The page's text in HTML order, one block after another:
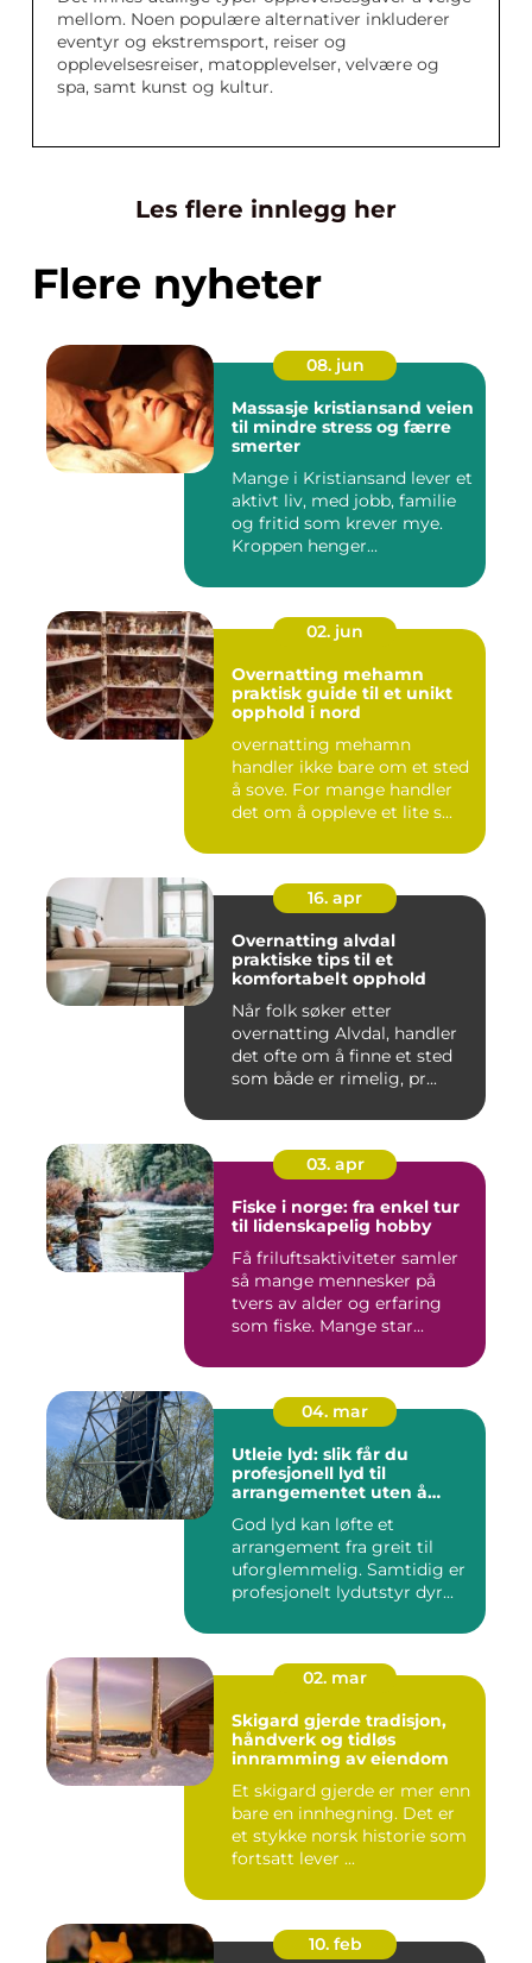
mellom. Noen populære alternativer inkluderer
eventyr og ekstremsport, reiser og
opplevelsesreiser, matopplevelser, velvære og
spa, samt kunst og kultur.
Les flere innlegg her
Flere nyheter
08. jun
Massasje kristiansand veien
til mindre stress og færre
smerter
Mange i Kristiansand lever et
aktivt liv, med jobb, familie
og fritid som krever mye.
Kroppen henger...
02. jun
Overnatting mehamn
praktisk guide til et unikt
opphold i nord
overnatting mehamn
handler ikke bare om et sted
å sove. For mange handler
det om å oppleve et lite s...
16. apr
Overnatting alvdal
praktiske tips til et
komfortabelt opphold
Når folk søker etter
overnatting Alvdal, handler
det ofte om å finne et sted
som både er rimelig, pr...
03. apr
Fiske i norge: fra enkel tur
til lidenskapelig hobby
Få friluftsaktiviteter samler
så mange mennesker på
tvers av alder og erfaring
som fiske. Mange star...
04. mar
Utleie lyd: slik får du
profesjonell lyd til
arrangementet uten å
God lyd kan løfte et
arrangement fra greit til
uforglemmelig. Samtidig er
profesjonelt lydutstyr dyr...
02. mar
Skigard gjerde tradisjon,
håndverk og tidløs
innramming av eiendom
Et skigard gjerde er mer enn
bare en innhegning. Det er
et stykke norsk historie som
fortsatt lever ...
10. feb